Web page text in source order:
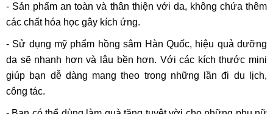
- Sản phẩm an toàn và thân thiện với da, không chứa thêm
các chất hóa học gây kích ứng.
- Sử dụng mỹ phẩm hồng sâm Hàn Quốc, hiệu quả dưỡng
da sẽ nhanh hơn và lâu bền hơn. Với các kích thước mini
giúp bạn dễ dàng mang theo trong những lần đi du lịch,
công tác.